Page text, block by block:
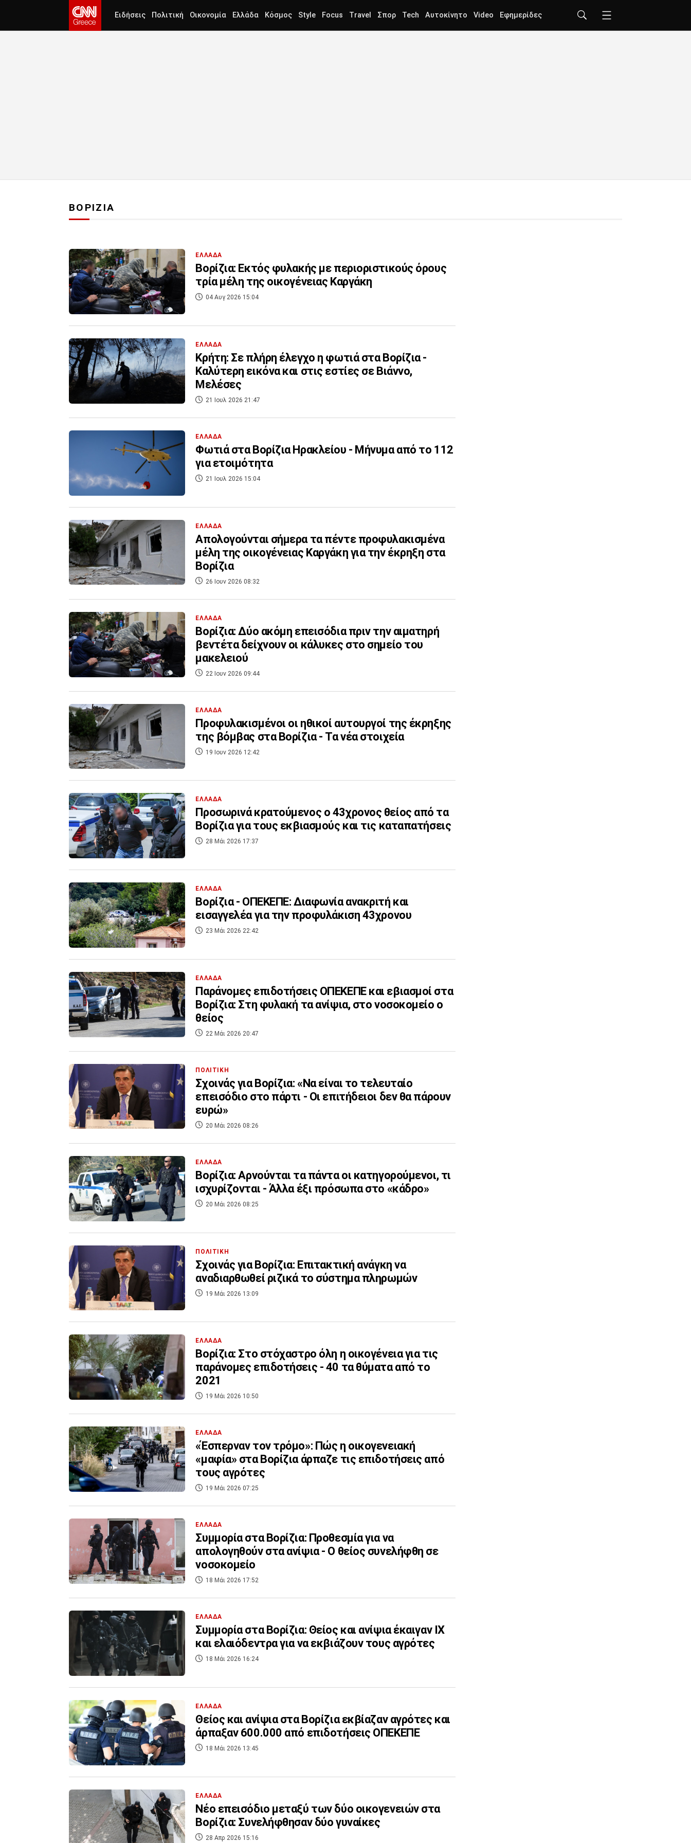
Ειδήσεις Πολιτική Οικονομία Ελλάδα Κόσμος Style Focus Travel Σπορ Tech Αυτοκίνητο Video Εφημερίδες
ΒΟΡΙΖΙΑ
ΕΛΛΑΔΑ
Βορίζια: Εκτός φυλακής με περιοριστικούς όρους
τρία μέλη της οικογένειας Καργάκη
04 Αυγ 2026 15:04
ΕΛΛΑΔΑ
Κρήτη: Σε πλήρη έλεγχο η φωτιά στα Βορίζια -
Καλύτερη εικόνα και στις εστίες σε Βιάννο,
Μελέσες
21 Ιουλ 2026 21:47
ΕΛΛΑΔΑ
Φωτιά στα Βορίζια Ηρακλείου - Μήνυμα από το 112
για ετοιμότητα
21 Ιουλ 2026 15:04
ΕΛΛΑΔΑ
Απολογούνται σήμερα τα πέντε προφυλακισμένα
μέλη της οικογένειας Καργάκη για την έκρηξη στα
Βορίζια
26 Ιουν 2026 08:32
ΕΛΛΑΔΑ
Βορίζια: Δύο ακόμη επεισόδια πριν την αιματηρή
βεντέτα δείχνουν οι κάλυκες στο σημείο του
μακελειού
22 Ιουν 2026 09:44
ΕΛΛΑΔΑ
Προφυλακισμένοι οι ηθικοί αυτουργοί της έκρηξης
της βόμβας στα Βορίζια - Τα νέα στοιχεία
19 Ιουν 2026 12:42
ΕΛΛΑΔΑ
Προσωρινά κρατούμενος ο 43χρονος θείος από τα
Βορίζια για τους εκβιασμούς και τις καταπατήσεις
28 Μάι 2026 17:37
ΕΛΛΑΔΑ
Βορίζια - ΟΠΕΚΕΠΕ: Διαφωνία ανακριτή και
εισαγγελέα για την προφυλάκιση 43χρονου
23 Μάι 2026 22:42
ΕΛΛΑΔΑ
Παράνομες επιδοτήσεις ΟΠΕΚΕΠΕ και εβιασμοί στα
Βορίζια: Στη φυλακή τα ανίψια, στο νοσοκομείο ο
θείος
22 Μάι 2026 20:47
ΠΟΛΙΤΙΚΗ
Σχοινάς για Βορίζια: «Να είναι το τελευταίο
επεισόδιο στο πάρτι - Οι επιτήδειοι δεν θα πάρουν
ευρώ»
20 Μάι 2026 08:26
ΕΛΛΑΔΑ
Βορίζια: Αρνούνται τα πάντα οι κατηγορούμενοι, τι
ισχυρίζονται - Άλλα έξι πρόσωπα στο «κάδρο»
20 Μάι 2026 08:25
ΠΟΛΙΤΙΚΗ
Σχοινάς για Βορίζια: Επιτακτική ανάγκη να
αναδιαρθωθεί ριζικά το σύστημα πληρωμών
19 Μάι 2026 13:09
ΕΛΛΑΔΑ
Βορίζια: Στο στόχαστρο όλη η οικογένεια για τις
παράνομες επιδοτήσεις - 40 τα θύματα από το
2021
19 Μάι 2026 10:50
ΕΛΛΑΔΑ
«Έσπερναν τον τρόμο»: Πώς η οικογενειακή
«μαφία» στα Βορίζια άρπαζε τις επιδοτήσεις από
τους αγρότες
19 Μάι 2026 07:25
ΕΛΛΑΔΑ
Συμμορία στα Βορίζια: Προθεσμία για να
απολογηθούν στα ανίψια - Ο θείος συνελήφθη σε
νοσοκομείο
18 Μάι 2026 17:52
ΕΛΛΑΔΑ
Συμμορία στα Βορίζια: Θείος και ανίψια έκαιγαν ΙΧ
και ελαιόδεντρα για να εκβιάζουν τους αγρότες
18 Μάι 2026 16:24
ΕΛΛΑΔΑ
Θείος και ανίψια στα Βορίζια εκβίαζαν αγρότες και
άρπαξαν 600.000 από επιδοτήσεις ΟΠΕΚΕΠΕ
18 Μάι 2026 13:45
ΕΛΛΑΔΑ
Νέο επεισόδιο μεταξύ των δύο οικογενειών στα
Βορίζια: Συνελήφθησαν δύο γυναίκες
28 Απρ 2026 15:16